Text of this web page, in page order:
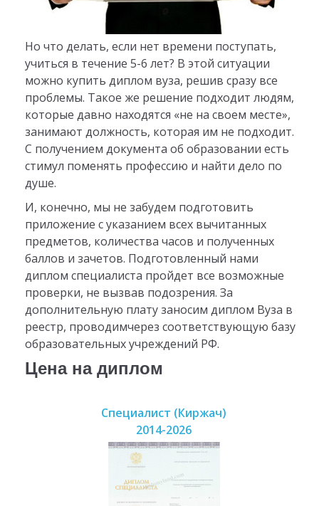
Но что делать, если нет времени поступать,
учиться в течение 5-6 лет? В этой ситуации
можно купить диплом вуза, решив сразу все
проблемы. Такое же решение подходит людям,
которые давно находятся «не на своем месте»,
занимают должность, которая им не подходит.
С получением документа об образовании есть
стимул поменять профессию и найти дело по
душе.
И, конечно, мы не забудем подготовить
приложение с указанием всех вычитанных
предметов, количества часов и полученных
баллов и зачетов. Подготовленный нами
диплом специалиста пройдет все возможные
проверки, не вызвав подозрения. За
дополнительную плату заносим диплом Вуза в
реестр, проводимчерез соответствующую базу
образовательных учреждений РФ.
Цена на диплом
Специалист (Киржач)
2014-2026